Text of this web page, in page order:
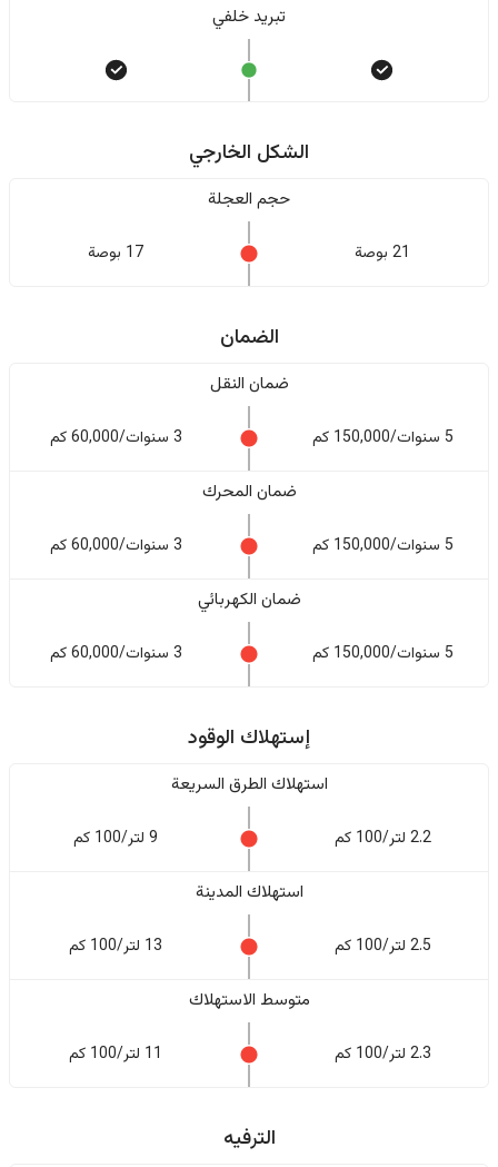
تبريد خلفي
الشكل الخارجي
حجم العجلة
21 بوصة 17 بوصة
الضمان
ضمان النقل
5 سنوات/150,000 كم 3 سنوات/60,000 كم
ضمان المحرك
5 سنوات/150,000 كم 3 سنوات/60,000 كم
ضمان الكهربائي
5 سنوات/150,000 كم 3 سنوات/60,000 كم
إستهلاك الوقود
استهلاك الطرق السريعة
2.2 لتر/100 كم 9 لتر/100 كم
استهلاك المدينة
2.5 لتر/100 كم 13 لتر/100 كم
متوسط الاستهلاك
2.3 لتر/100 كم 11 لتر/100 كم
الترفيه